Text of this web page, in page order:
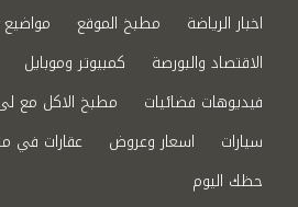
اخبار الرياضة
مطبخ الموقع
الاقتصاد والبورصة
كمبيوتر وموبايل
فيديوهات فضائيات
مطبخ الاكل مع
سيارات
اسعار وعروض عقارات في
حظك اليوم